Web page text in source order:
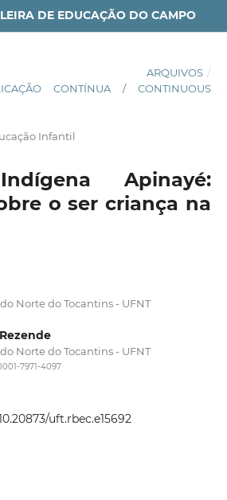
DE EDUCAÇÃO DO CAMPO
ARQUIVOS /
CONTÍNUA / CONTINUOUS
Infantil
Apinayé:
o ser criança na
Norte do Tocantins - UFNT
Norte do Tocantins - UFNT
7971-4097
uft.rbec.e15692